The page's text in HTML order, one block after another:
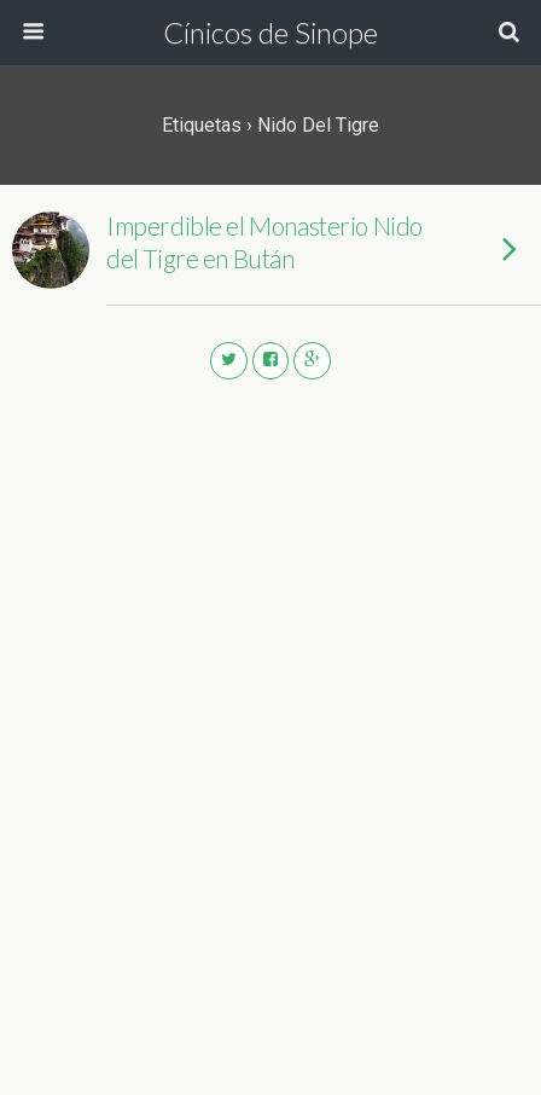
Cínicos de Sinope
Etiquetas › Nido Del Tigre
Imperdible el Monasterio Nido
del Tigre en Bután